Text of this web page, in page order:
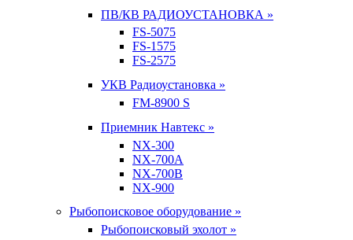
ПВ/КВ РАДИОУСТАНОВКА »
FS-5075
FS-1575
FS-2575
УКВ Радиоустановка »
FM-8900 S
Приемник Навтекс »
NX-300
NX-700A
NX-700B
NX-900
Рыбопоисковое оборудование »
Рыбопоисковый эхолот »